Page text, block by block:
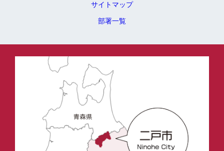
サイトマップ
部署一覧